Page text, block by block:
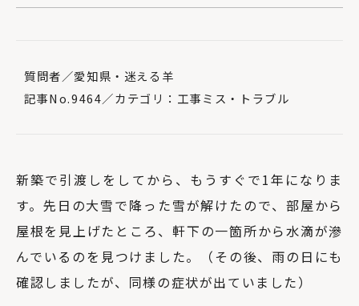
質問者／愛知県・迷える羊
記事No.9464／カテゴリ：工事ミス・トラブル
新築で引渡しをしてから、もうすぐで1年になりま
す。先日の大雪で降った雪が解けたので、部屋から
屋根を見上げたところ、軒下の一箇所から水滴が滲
んでいるのを見つけました。（その後、雨の日にも
確認しましたが、同様の症状が出ていました）